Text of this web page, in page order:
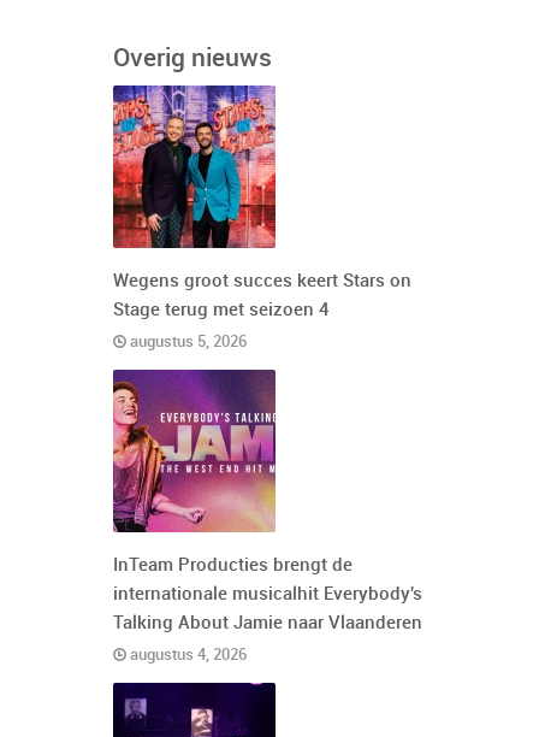
Overig nieuws
Wegens groot succes keert Stars on
Stage terug met seizoen 4
augustus 5, 2026
InTeam Producties brengt de
internationale musicalhit Everybody's
Talking About Jamie naar Vlaanderen
augustus 4, 2026